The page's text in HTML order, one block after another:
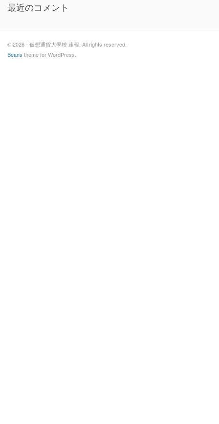
最近のコメント
© 2026 - 仮想通貨大學校 速報. All rights reserved.
Beans theme for WordPress.